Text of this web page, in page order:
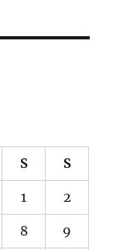
S S
1 2
8 9